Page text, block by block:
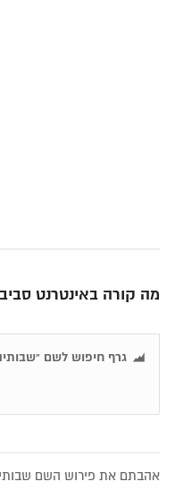
מה קורה באינטרנט
גרף חיפוש לשם "שבותיה"
אהבתם את פירוש השם